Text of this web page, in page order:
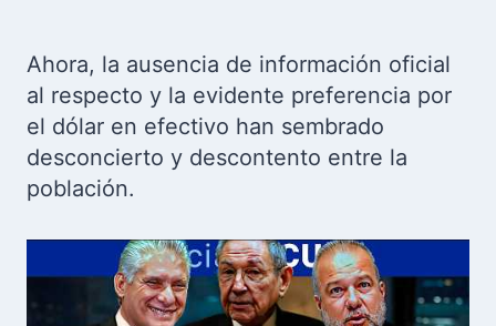
Ahora, la ausencia de información oficial
al respecto y la evidente preferencia por
el dólar en efectivo han sembrado
desconcierto y descontento entre la
población.